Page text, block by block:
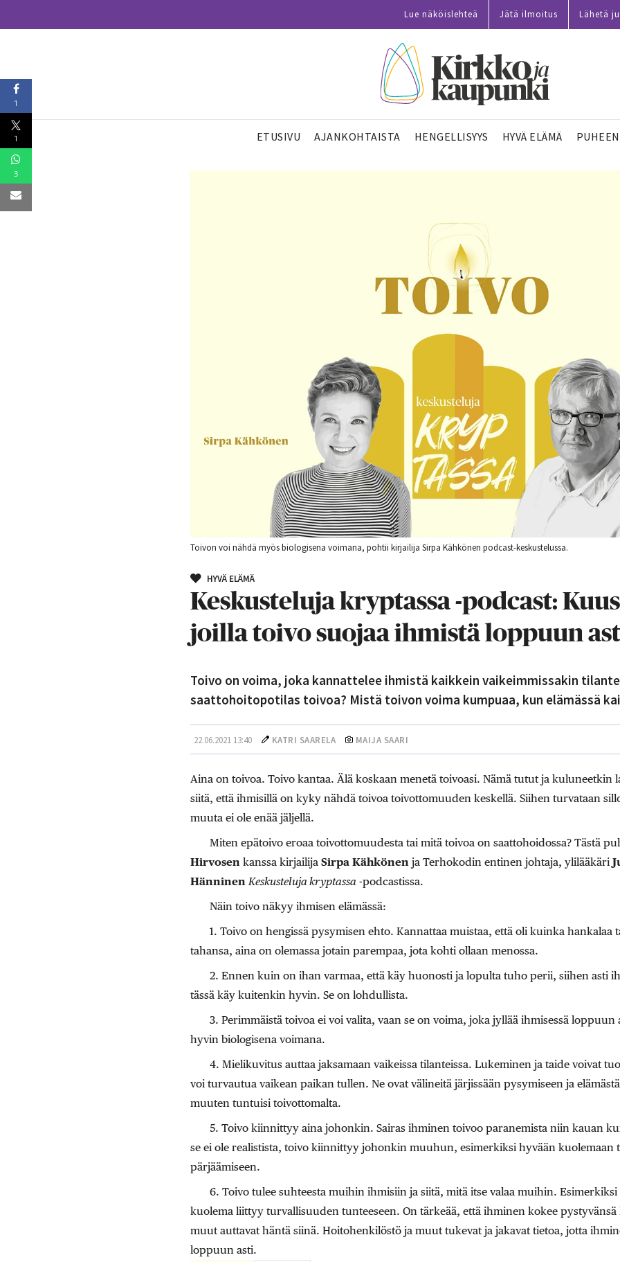
Lue näköislehteä Jätä ilmoitus Lähetä
ETUSIVU AJANKOHTAISTA HENGELLISYYS HYVÄ ELÄMÄ
Toivon voi nähdä myös biologisena voimana, pohtii kirjailija Sirpa Kähkönen podcast-keskustelussa.
HYVÄ ELÄMÄ
Keskusteluja kryptassa -podcast:
joilla toivo suojaa ihmistä loppuun
Toivo on voima, joka kannattelee ihmistä kaikkein vaikeimmissakin
saattohoitopotilas toivoa? Mistä toivon voima kumpuaa, kun elämässä
22.06.2021 13:40 KATRI SAARELA MAIJA SAARI
Aina on toivoa. Toivo kantaa. Älä koskaan menetä toivoasi. Nämä tutut ja kuluneetkin
siitä, että ihmisillä on kyky nähdä toivoa toivottomuuden keskellä. Siihen turvataan
muuta ei ole enää jäljellä.
Miten epätoivo eroaa toivottomuudesta tai mitä toivoa on saattohoidossa? Tästä
Hirvosenkanssa kirjailija Sirpa Kähkönen ja Terhokodin entinen johtaja, ylilääkäri
Hänninen Keskusteluja kryptassa -podcastissa.
Näin toivo näkyy ihmisen elämässä:
1. Toivo on hengissä pysymisen ehto. Kannattaa muistaa, että oli kuinka hankalaa
tahansa, aina on olemassa jotain parempaa, jota kohti ollaan menossa.
2. Ennen kuin on ihan varmaa, että käy huonosti ja lopulta tuho perii, siihen asti
tässä käy kuitenkin hyvin. Se on lohdullista.
3. Perimmäistä toivoa ei voi valita, vaan se on voima, joka jyllää ihmisessä loppuun
hyvin biologisena voimana.
4. Mielikuvitus auttaa jaksamaan vaikeissa tilanteissa. Lukeminen ja taide voivat
voi turvautua vaikean paikan tullen. Ne ovat välineitä järjissään pysymiseen ja
muuten tuntuisi toivottomalta.
5. Toivo kiinnittyy aina johonkin. Sairas ihminen toivoo paranemista niin kauan
se ei ole realistista, toivo kiinnittyy johonkin muuhun, esimerkiksi hyvään kuolemaan
pärjäämiseen.
6. Toivo tulee suhteesta muihin ihmisiin ja siitä, mitä itse valaa muihin. Esimerkiksi
kuolema liittyy turvallisuuden tunteeseen. On tärkeää, että ihminen kokee pystyvänsä
muut auttavat häntä siinä. Hoitohenkilöstö ja muut tukevat ja jakavat tietoa, jotta
loppuun asti.
1
1
3